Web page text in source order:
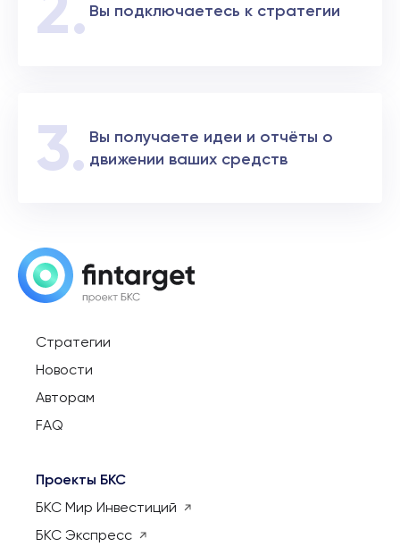
Вы подключаетесь к стратегии
Вы получаете идеи и отчёты о
движении ваших средств
Стратегии
Новости
Авторам
FAQ
Проекты БКС
БКС Мир Инвестиций
БКС Экспресс